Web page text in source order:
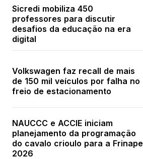
Sicredi mobiliza 450
professores para discutir
desafios da educação na era
digital
Volkswagen faz recall de mais
de 150 mil veículos por falha no
freio de estacionamento
NAUCCC e ACCIE iniciam
planejamento da programação
do cavalo crioulo para a Frinape
2026